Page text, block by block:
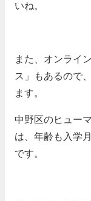
いね。
また、オンライ
ス」もあるので
ます。
中野区のヒュー
は、年齢も入学
です。